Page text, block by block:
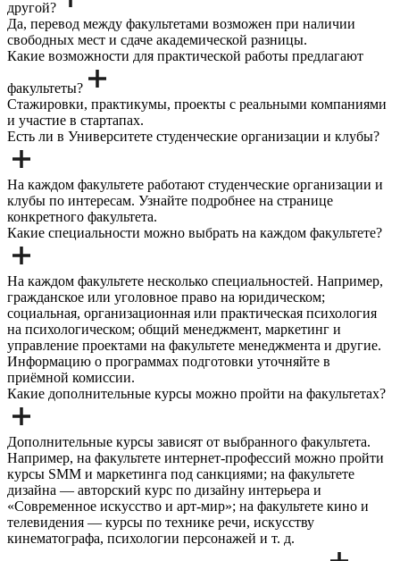
другой?
Да, перевод между факультетами возможен при наличии
свободных мест и сдаче академической разницы.
Какие возможности для практической работы предлагают
факультеты?
Стажировки, практикумы, проекты с реальными компаниями
и участие в стартапах.
Есть ли в Университете студенческие организации и клубы?
На каждом факультете работают студенческие организации и
клубы по интересам. Узнайте подробнее на странице
конкретного факультета.
Какие специальности можно выбрать на каждом факультете?
На каждом факультете несколько специальностей. Например,
гражданское или уголовное право на юридическом;
социальная, организационная или практическая психология
на психологическом; общий менеджмент, маркетинг и
управление проектами на факультете менеджмента и другие.
Информацию о программах подготовки уточняйте в
приёмной комиссии.
Какие дополнительные курсы можно пройти на факультетах?
Дополнительные курсы зависят от выбранного факультета.
Например, на факультете интернет-профессий можно пройти
курсы SMM и маркетинга под санкциями; на факультете
дизайна — авторский курс по дизайну интерьера и
«Современное искусство и арт-мир»; на факультете кино и
телевидения — курсы по технике речи, искусству
кинематографа, психологии персонажей и т. д.